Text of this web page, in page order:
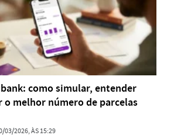
como simular, entender
o melhor número de parcelas
03/2026, ÀS 15:29